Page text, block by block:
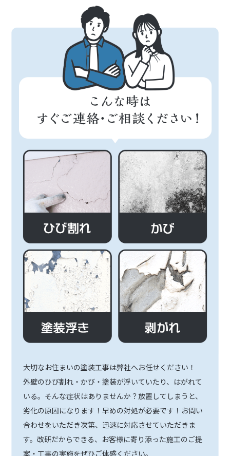
大切なお住まいの塗装工事は弊社へお任せください！
外壁のひび割れ・かび・塗装が浮いていたり、はがれて
いる。そんな症状はありませんか？放置してしまうと、
劣化の原因になります！早めの対処が必要です！お問い
合わせをいただき次第、迅速に対応させていただきま
す。改研だからできる、お客様に寄り添った施工のご提
案・工事の実施をぜひご体感ください。